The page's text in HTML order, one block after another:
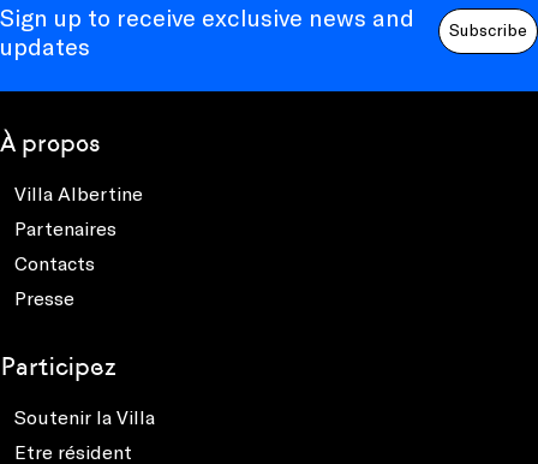
Sign up to receive exclusive news and
updates
Subscribe
À propos
Villa Albertine
Partenaires
Contacts
Presse
Participez
Soutenir la Villa
Etre résident